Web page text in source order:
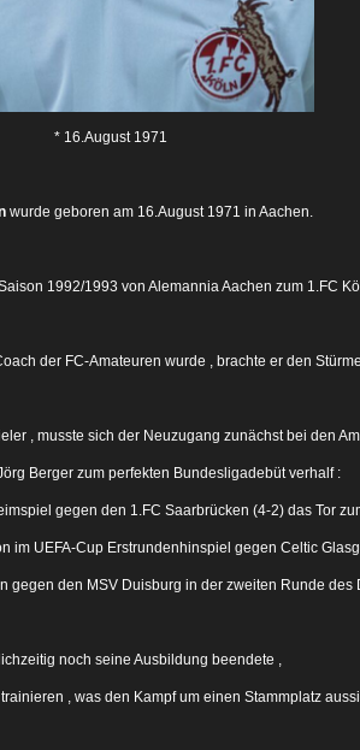
* 16.August 1971
wurde geboren am 16.August 1971 in Aachen.
1992/1993 von Alemannia Aachen zum 1.FC
der FC-Amateuren wurde , brachte er den
, musste sich der Neuzugang zunächst bei den
Berger zum perfekten Bundesligadebüt verhalf :
gegen den 1.FC Saarbrücken (4-2) das Tor
im UEFA-Cup Erstrundenhinspiel gegen Celtic
gegen den MSV Duisburg in der zweiten Runde des
noch seine Ausbildung beendete ,
, was den Kampf um einen Stammplatz